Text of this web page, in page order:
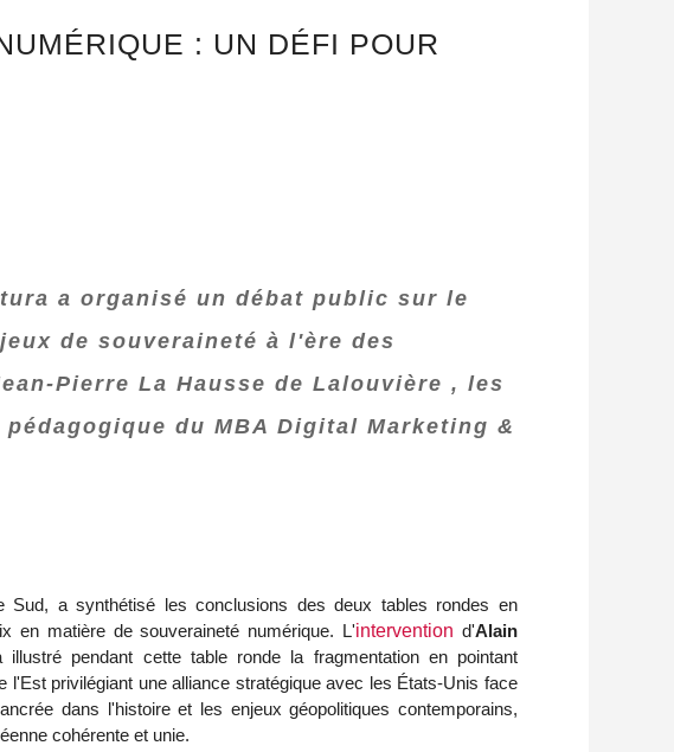
: UN DÉFI POUR
a organisé un débat public sur le
de souveraineté à l'ère des
Pierre La Hausse de Lalouvière , les
du MBA Digital Marketing &
Sud, a synthétisé les conclusions des deux tables rondes en
en matière de souveraineté numérique. L'intervention d'Alain
pendant cette table ronde la fragmentation en pointant
privilégiant une alliance stratégique avec les États-Unis face
dans l'histoire et les enjeux géopolitiques contemporains,
cohérente et unie.